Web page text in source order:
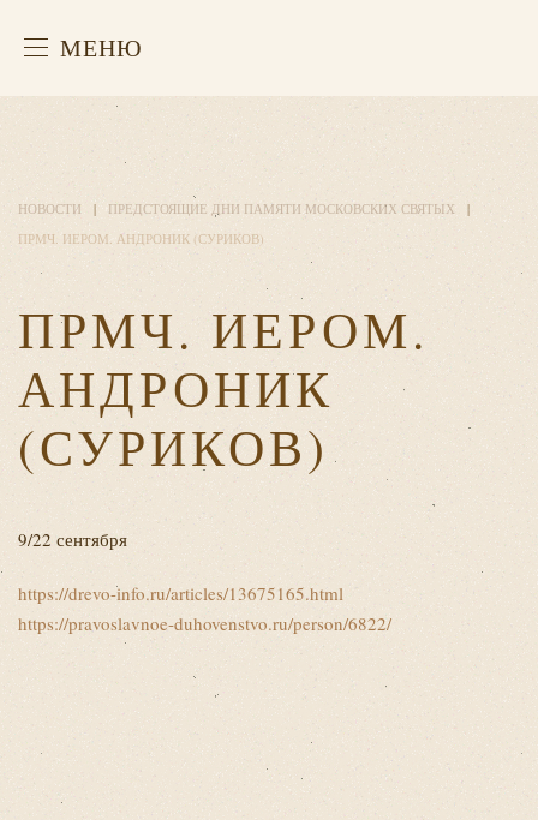
МЕНЮ
НОВОСТИ
ПРЕДСТОЯЩИЕ ДНИ ПАМЯТИ МОСКОВСКИХ СВЯТЫХ
ПРМЧ. ИЕРОМ. АНДРОНИК (СУРИКОВ)
ПРМЧ. ИЕРОМ.
АНДРОНИК
(СУРИКОВ)
9/22 сентября
https://drevo-info.ru/articles/13675165.html
https://pravoslavnoe-duhovenstvo.ru/person/6822/